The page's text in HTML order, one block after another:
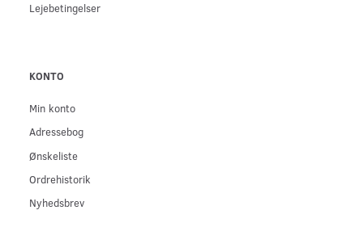
Lejebetingelser
KONTO
Min konto
Adressebog
Ønskeliste
Ordrehistorik
Nyhedsbrev